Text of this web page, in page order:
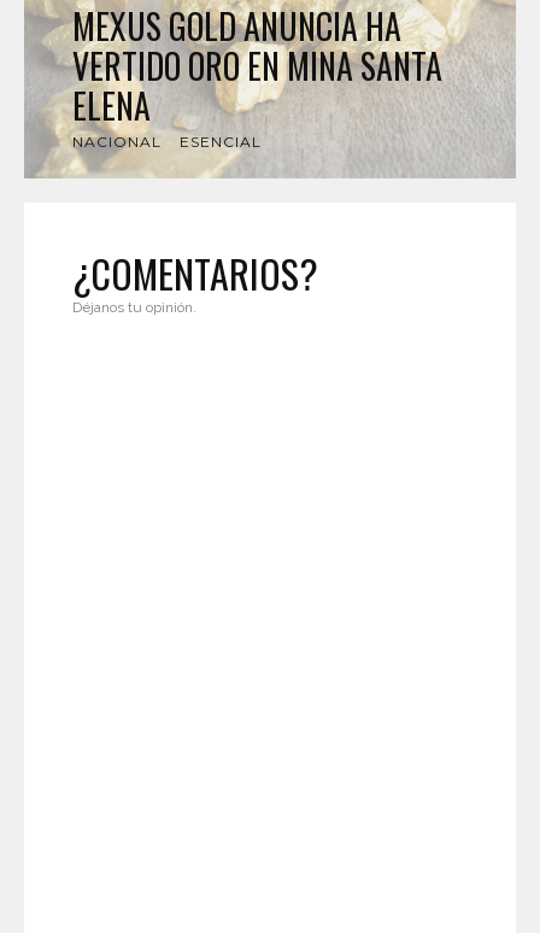
MEXUS GOLD ANUNCIA HA
VERTIDO ORO EN MINA SANTA
ELENA
NACIONAL ESENCIAL
¿COMENTARIOS?
Déjanos tu opinión.